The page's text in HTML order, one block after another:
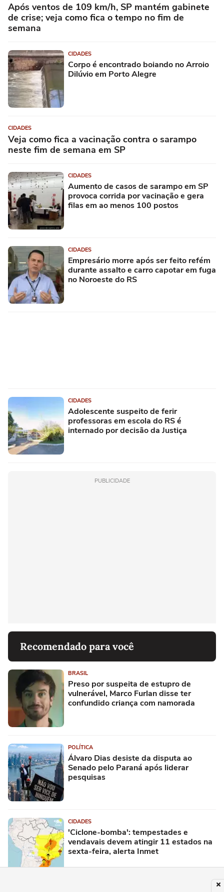
Após ventos de 109 km/h, SP mantém gabinete
de crise; veja como fica o tempo no fim de
semana
CIDADES
Corpo é encontrado boiando no Arroio
Dilúvio em Porto Alegre
CIDADES
Veja como fica a vacinação contra o sarampo
neste fim de semana em SP
CIDADES
Aumento de casos de sarampo em SP
provoca corrida por vacinação e gera
filas em ao menos 100 postos
CIDADES
Empresário morre após ser feito refém
durante assalto e carro capotar em fuga
no Noroeste do RS
CIDADES
Adolescente suspeito de ferir
professoras em escola do RS é
internado por decisão da Justiça
PUBLICIDADE
Recomendado para você
BRASIL
Preso por suspeita de estupro de
vulnerável, Marco Furlan disse ter
confundido criança com namorada
POLÍTICA
Álvaro Dias desiste da disputa ao
Senado pelo Paraná após liderar
pesquisas
CIDADES
'Ciclone-bomba': tempestades e
vendavais devem atingir 11 estados na
sexta-feira, alerta Inmet